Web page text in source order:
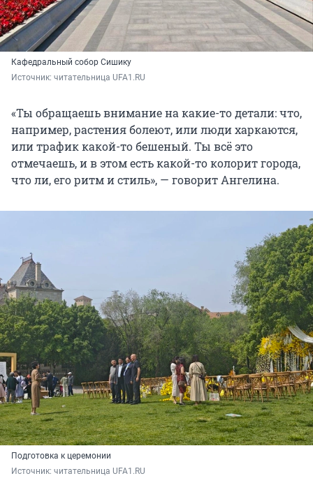
Кафедральный собор Сишику
Источник: читательница UFA1.RU
«Ты обращаешь внимание на какие-то детали: что,
например, растения болеют, или люди харкаются,
или трафик какой-то бешеный. Ты всё это
отмечаешь, и в этом есть какой-то колорит города,
что ли, его ритм и стиль», — говорит Ангелина.
Подготовка к церемонии
Источник: читательница UFA1.RU